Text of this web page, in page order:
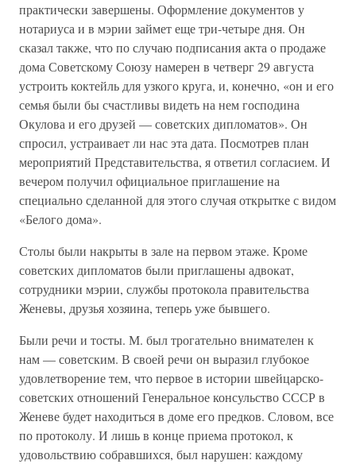
практически завершены. Оформление документов у
нотариуса и в мэрии займет еще три-четыре дня. Он
сказал также, что по случаю подписания акта о продаже
дома Советскому Союзу намерен в четверг 29 августа
устроить коктейль для узкого круга, и, конечно, «он и его
семья были бы счастливы видеть на нем господина
Окулова и его друзей — советских дипломатов». Он
спросил, устраивает ли нас эта дата. Посмотрев план
мероприятий Представительства, я ответил согласием. И
вечером получил официальное приглашение на
специально сделанной для этого случая открытке с видом
«Белого дома».
Столы были накрыты в зале на первом этаже. Кроме
советских дипломатов были приглашены адвокат,
сотрудники мэрии, службы протокола правительства
Женевы, друзья хозяина, теперь уже бывшего.
Были речи и тосты. М. был трогательно внимателен к
нам — советским. В своей речи он выразил глубокое
удовлетворение тем, что первое в истории швейцарско-
советских отношений Генеральное консульство СССР в
Женеве будет находиться в доме его предков. Словом, все
по протоколу. И лишь в конце приема протокол, к
удовольствию собравшихся, был нарушен: каждому